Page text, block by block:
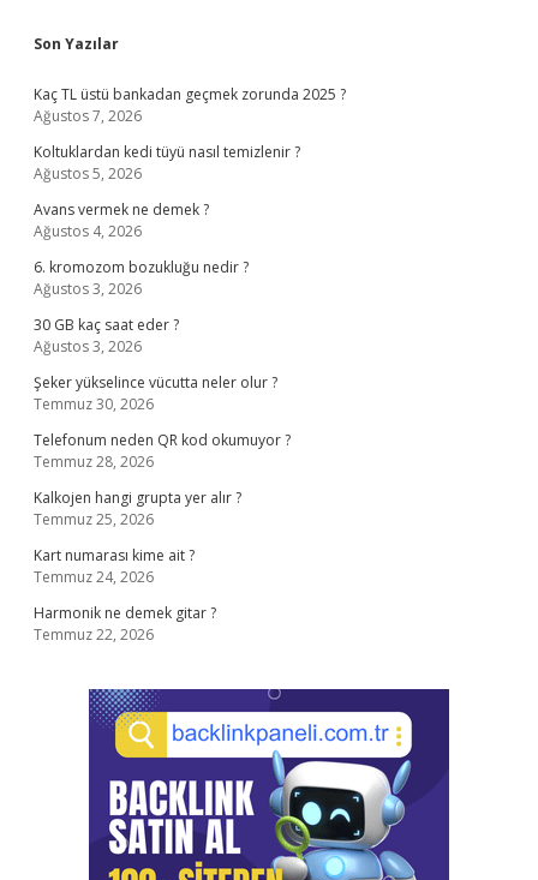
Sidebar
Son Yazılar
Kaç TL üstü bankadan geçmek zorunda 2025 ?
Ağustos 7, 2026
Koltuklardan kedi tüyü nasıl temizlenir ?
Ağustos 5, 2026
Avans vermek ne demek ?
Ağustos 4, 2026
6. kromozom bozukluğu nedir ?
Ağustos 3, 2026
30 GB kaç saat eder ?
Ağustos 3, 2026
Şeker yükselince vücutta neler olur ?
Temmuz 30, 2026
Telefonum neden QR kod okumuyor ?
Temmuz 28, 2026
Kalkojen hangi grupta yer alır ?
Temmuz 25, 2026
Kart numarası kime ait ?
Temmuz 24, 2026
Harmonik ne demek gitar ?
Temmuz 22, 2026